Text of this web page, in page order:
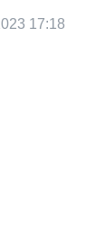
17:18